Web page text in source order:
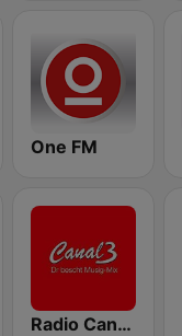
One FM
Radio Canal 3 - D